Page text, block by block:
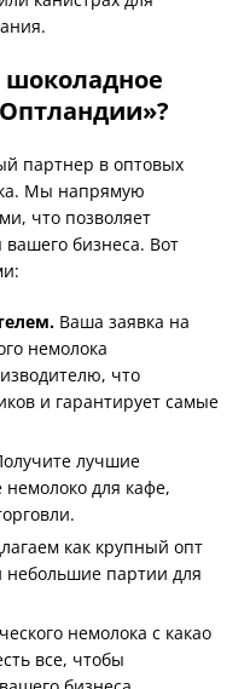
шоколадное
партнер в оптовых
Мы напрямую
что позволяет
вашего бизнеса. Вот
Ваша заявка на
немолока
что
и гарантирует самые
лучшие
для кафе,
как крупный опт
небольшие партии для
немолока с какао
все, чтобы